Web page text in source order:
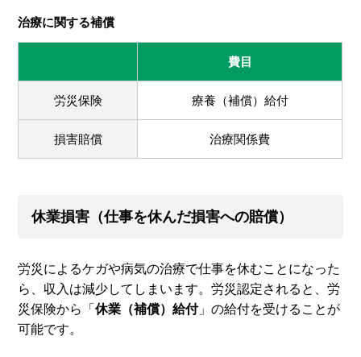
治療に関する補償
費目
労災保険 療養（補償）給付
損害賠償 治療関係費
休業損害（仕事を休んだ損害への賠償）
労災によるケガや病気の治療で仕事を休むことになった
ら、収入は減少してしまいます。労災認定されると、労
災保険から「休業（補償）給付」の給付を受けることが
可能です。